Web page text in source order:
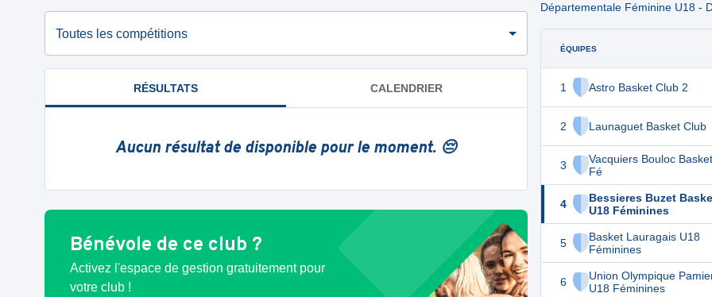
Toutes les compétitions
RÉSULTATS CALENDRIER
Aucun résultat de disponible pour le moment. 😔
Bénévole de ce club ?
Activez l'espace de gestion gratuitement pour
votre club !
Départementale Féminine U18 -
ÉQUIPES
1 Astro Basket Club 2
2 Launaguet Basket Club
3
Vacquiers Bouloc
Fé
4
Bessieres Buzet
U18 Féminines
5
Basket Lauragais U18
Féminines
6
Union Olympique
U18 Féminines